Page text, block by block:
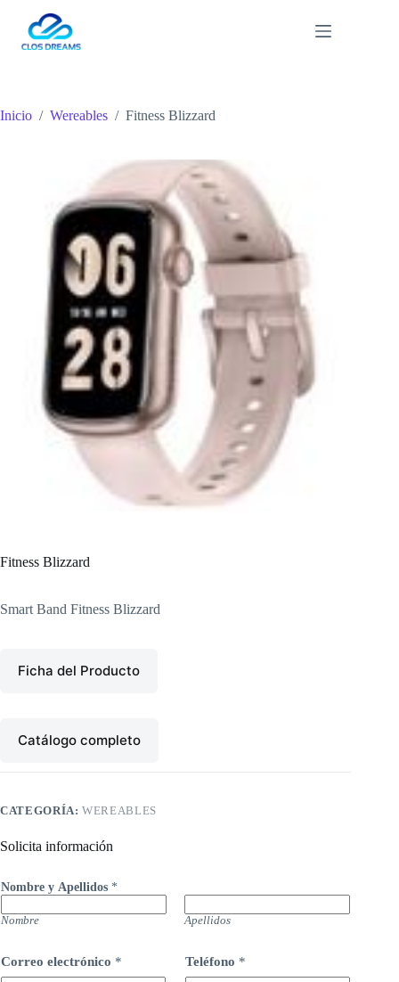
contenido
Inicio / Wereables / Fitness Blizzard
Fitness Blizzard
Smart Band Fitness Blizzard
Ficha del Producto
Catálogo completo
CATEGORÍA:WEREABLES
Solicita información
Nombre y Apellidos *
Nombre Apellidos
Correo electrónico * Teléfono *